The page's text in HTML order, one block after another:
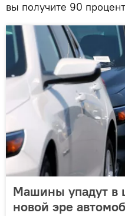
вы получите 90
Машины упадут в
новой эре